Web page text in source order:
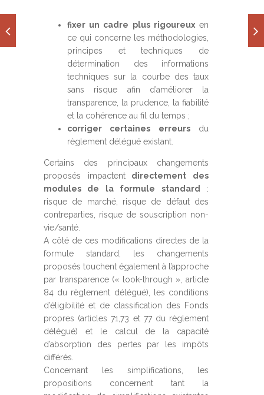
fixer un cadre plus rigoureuxen
ce qui concerne les méthodologies,
principes et techniques de
détermination des informations
techniques sur la courbe des taux
sans risque afin d’améliorer la
transparence, la prudence, la fiabilité
et la cohérence au fil du temps ;
corriger certaines erreursdu
règlement délégué existant.
Certains des principaux changements
proposés impactentdirectement des
modules de la formule standard
:
risque de marché, risque de défaut des
contreparties, risque de souscription non-
vie/santé.
A côté de ces modifications directes de la
formule standard, les changements
proposés touchent également à l’approche
par transparence (« look-through », article
84 du règlement délégué), les conditions
d’éligibilité et de classification des Fonds
propres (articles 71,73 et 77 du règlement
délégué) et le calcul de la capacité
d’absorption des pertes par les impôts
différés.
Concernant les simplifications, les
propositions concernent tant la